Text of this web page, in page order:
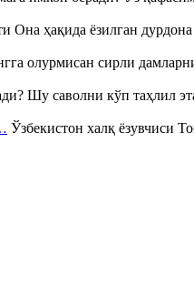
Она ҳақида ёзилган
олурмисан сирли
Шу саволни кўп таҳлил
Ўзбекистон халқ ёзувчиси